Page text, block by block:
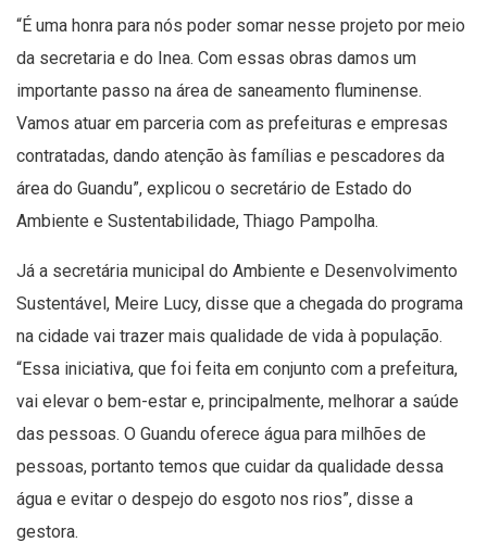
“É uma honra para nós poder somar nesse projeto por meio
da secretaria e do Inea. Com essas obras damos um
importante passo na área de saneamento fluminense.
Vamos atuar em parceria com as prefeituras e empresas
contratadas, dando atenção às famílias e pescadores da
área do Guandu”, explicou o secretário de Estado do
Ambiente e Sustentabilidade, Thiago Pampolha.
Já a secretária municipal do Ambiente e Desenvolvimento
Sustentável, Meire Lucy, disse que a chegada do programa
na cidade vai trazer mais qualidade de vida à população.
“Essa iniciativa, que foi feita em conjunto com a prefeitura,
vai elevar o bem-estar e, principalmente, melhorar a saúde
das pessoas. O Guandu oferece água para milhões de
pessoas, portanto temos que cuidar da qualidade dessa
água e evitar o despejo do esgoto nos rios”, disse a
gestora.